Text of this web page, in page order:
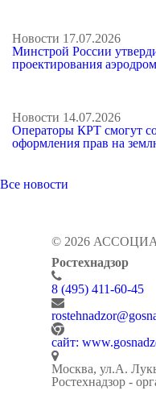
Новости 17.07.2026
Минстрой России
проектирования
Новости 14.07.2026
Операторы КРТ смогут
оформления прав на
Все новости
© 2026
Ростехнадзор
8 (495) 411-60-45
сайт:
Москва, ул.А.
Ростехнадзор -